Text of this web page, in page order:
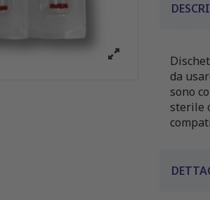
da
sono
sterile